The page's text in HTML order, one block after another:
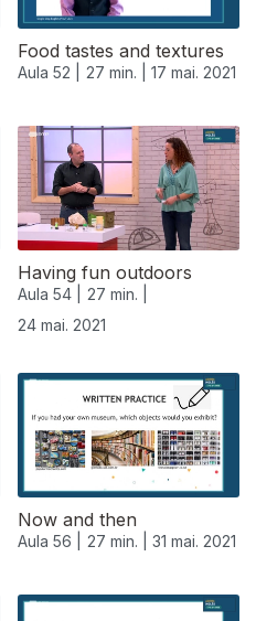
Food tastes and textures
Aula 52 | 27 min. | 17 mai. 2021
Having fun outdoors
Aula 54 |
27 min. |
24 mai. 2021
Now and then
Aula 56 | 27 min. | 31 mai. 2021